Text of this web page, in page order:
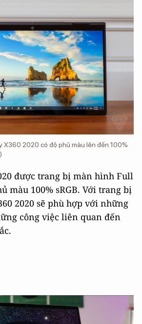
X360 2020 có độ phủ màu lên đến 100%
được trang bị màn hình Full
màu 100% sRGB. Với trang bị
2020 sẽ phù hợp với những
công việc liên quan đến